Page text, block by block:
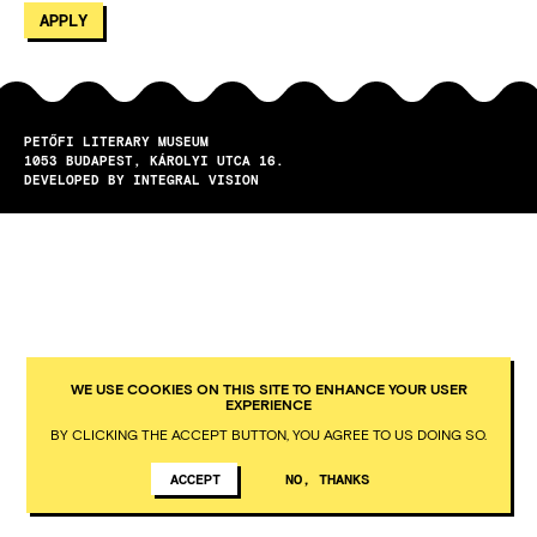
PETŐFI LITERARY MUSEUM
1053
BUDAPEST
KÁROLYI UTCA 16.
DEVELOPED BY INTEGRAL VISION
WE USE COOKIES ON THIS SITE TO ENHANCE YOUR USER
EXPERIENCE
BY CLICKING THE ACCEPT BUTTON, YOU AGREE TO US DOING SO.
ACCEPT NO, THANKS